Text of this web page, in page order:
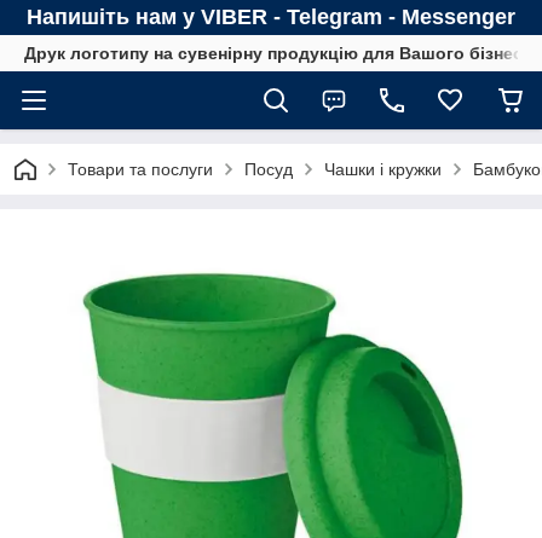
Напишіть нам у VIBER - Telegram - Messenger
Друк логотипу на сувенірну продукцію для Вашого бізнесу
Товари та послуги Посуд Чашки і кружки